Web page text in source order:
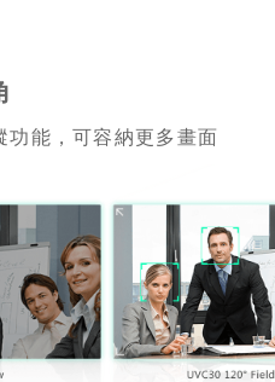
功能，可容納更多畫面